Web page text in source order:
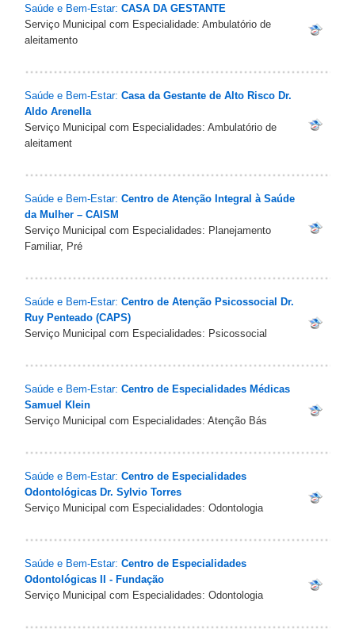
Saúde e Bem-Estar: CASA DA GESTANTE
Serviço Municipal com Especialidade: Ambulatório de
aleitamento
Saúde e Bem-Estar: Casa da Gestante de Alto Risco Dr.
Aldo Arenella
Serviço Municipal com Especialidades: Ambulatório de
aleitament
Saúde e Bem-Estar: Centro de Atenção Integral à Saúde
da Mulher – CAISM
Serviço Municipal com Especialidades: Planejamento
Familiar, Pré
Saúde e Bem-Estar: Centro de Atenção Psicossocial Dr.
Ruy Penteado (CAPS)
Serviço Municipal com Especialidades: Psicossocial
Saúde e Bem-Estar: Centro de Especialidades Médicas
Samuel Klein
Serviço Municipal com Especialidades: Atenção Bás
Saúde e Bem-Estar: Centro de Especialidades
Odontológicas Dr. Sylvio Torres
Serviço Municipal com Especialidades: Odontologia
Saúde e Bem-Estar: Centro de Especialidades
Odontológicas II - Fundação
Serviço Municipal com Especialidades: Odontologia